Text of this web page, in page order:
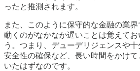
ったと推測されます。
また、このように保守的な金融の業
動くのがなかなか遅いことは覚えてお
う。つまり、デューデリジェンスや
安全性の確保など、長い時間をかけ
いたはずなのです。